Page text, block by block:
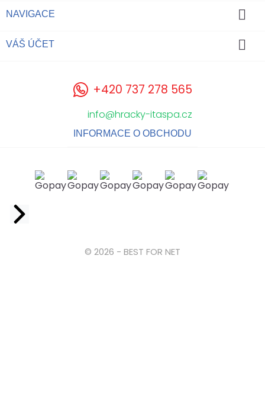
NAVIGACE 
VÁŠ ÚČET 
+420 737 278 565
info@hracky-itaspa.cz
INFORMACE O OBCHODU
© 2026 - BEST FOR NET